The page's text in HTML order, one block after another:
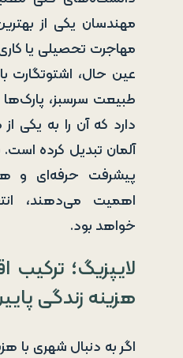
مهندسان یکی از
مهاجرت تحصیلی یا
عین حال، اشتوتگارت
طبیعت سرسبز، پارک‌ها
دارد که آن را به یکی
آلمان تبدیل کرده
پیشرفت حرفه‌ای و
اهمیت می‌دهند،
خواهد بود.
لایپزیگ؛ ترکیب
هزینه زندگی
اگر به دنبال شهری با